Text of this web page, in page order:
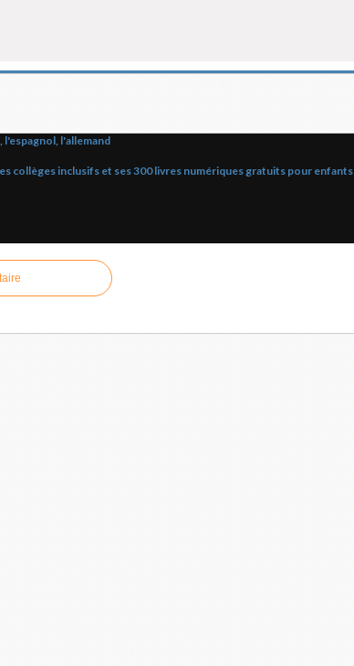
l'espagnol, l'allemand
collèges inclusifs et ses 300 livres numériques gratuits pour enfants